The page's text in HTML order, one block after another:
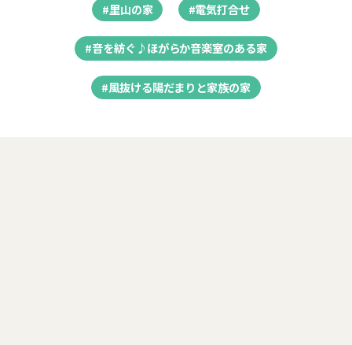
#里山の家 #電気打合せ
#音を紡ぐ♪ほがらか音楽室のある家
#風抜ける陽だまりと家族の家